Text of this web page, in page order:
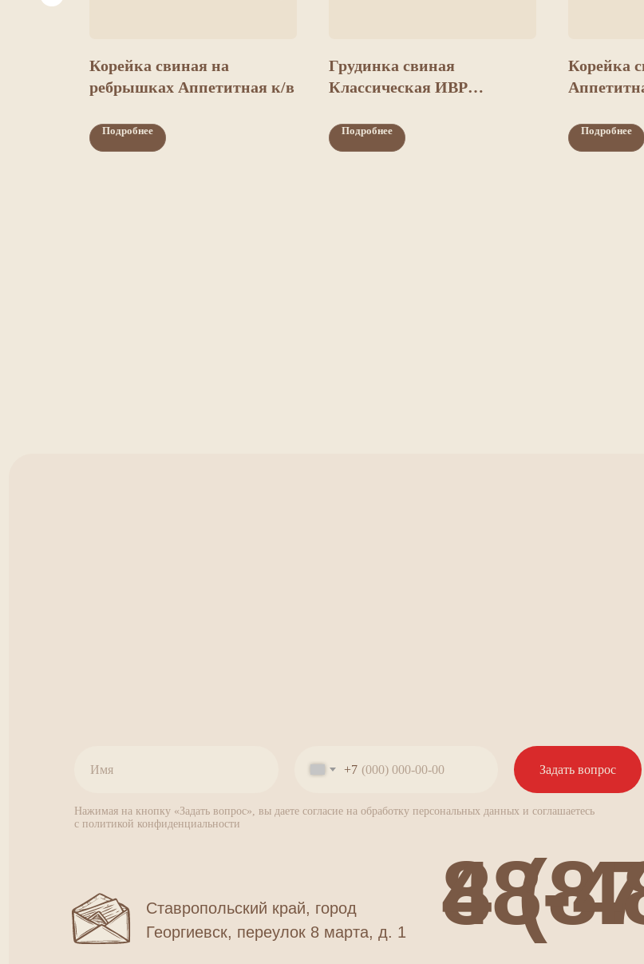
Корейка свиная на
ребрышках Аппетитная к/в
Подробнее
Грудинка свиная
Классическая ИВР
Подробнее
Корейка
Подробнее
Ставропольский край, город
Георгиевск, переулок 8 марта, д. 1
8 (879-51)7-
+7 Задать вопрос
Нажимая на кнопку «Задать вопрос», вы даете согласие на обработку персональных данных и соглашаетесь
c политикой конфиденциальности